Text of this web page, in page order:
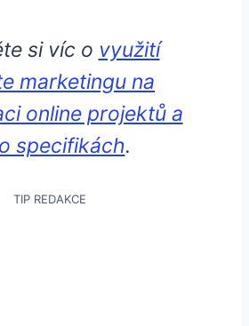
si víc o využití
marketingu na
online projektů a
specifikách.
TIP REDAKCE